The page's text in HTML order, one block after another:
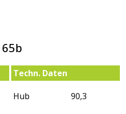
Techn. Daten
Hub 90,3